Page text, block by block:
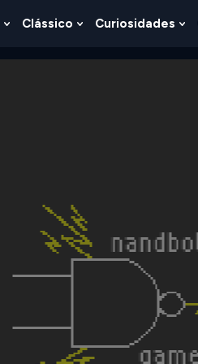
Show
For
Clássico Show
For
Curiosidades